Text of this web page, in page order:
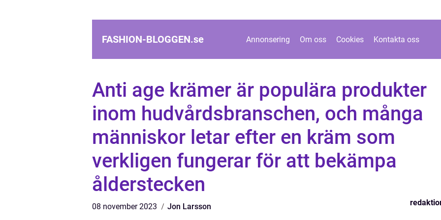
FASHION-BLOGGEN.se Annonsering Om oss Cookies Kontakta oss
Anti age krämer är populära produkter
inom hudvårdsbranschen, och många
människor letar efter en kräm som
verkligen fungerar för att bekämpa
ålderstecken
08 november 2023 Jon Larsson